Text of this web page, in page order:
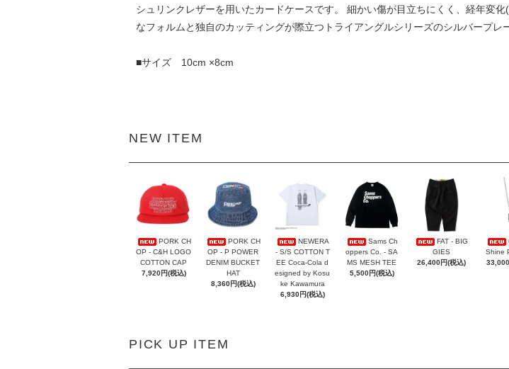
シュリンクレザーを用いたカードケースです。 細かい傷が目立ちにくく、経年変
なフォルムと独自のカッティングが際立つトライアングルシリーズのシルバープレ
■サイズ 10cm ×8cm
NEW ITEM
PORK CH
OP - C&H LOGO
COTTON CAP
7,920円(税込)
PORK CH
OP - P POWER
DENIM BUCKET
HAT
8,360円(税込)
NEWERA
- S/S COTTON T
EE Coca-Cola d
esigned by Kosu
ke Kawamura
6,930円(税込)
Sams Ch
oppers Co. - SA
MS MESH TEE
5,500円(税込)
FAT - BIG
GIES
26,400円(税込)
Shine
PICK UP ITEM